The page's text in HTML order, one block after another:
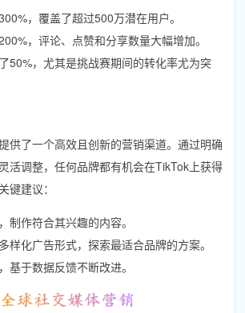
，覆盖了超过500万潜在用户。
，评论、点赞和分享数量大幅增加。
50%，尤其是挑战赛期间的转化率尤为突
供了一个高效且创新的营销渠道。通过明确
活调整，任何品牌都有机会在TikTok上获得
键建议：
制作符合其兴趣的内容。
样化广告形式，探索最适合品牌的方案。
基于数据反馈不断改进。